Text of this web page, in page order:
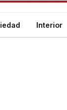
Interior